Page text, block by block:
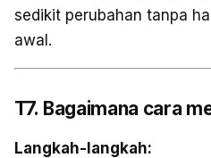
sedikit perubahan tanpa
awal.
T7. Bagaimana cara
Langkah-langkah: